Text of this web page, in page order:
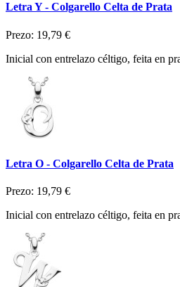
Letra Y - Colgarello Celta de Prata
Prezo: 19,79 €
Inicial con entrelazo céltigo, feita en
Letra O - Colgarello Celta de Prata
Prezo: 19,79 €
Inicial con entrelazo céltigo, feita en